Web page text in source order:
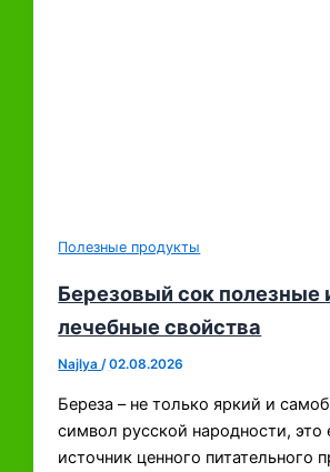
Полезные продукты
Березовый сок полезные
лечебные свойства
Najlya/02.08.2026
Береза – не только яркий и
символ русской народности, это
источник ценного питательного